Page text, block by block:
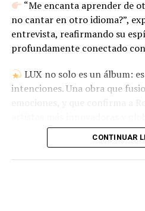
“Me encanta aprender de
no cantar en otro idioma?”,
entrevista, reafirmando su
profundamente conectado
LUX no solo es un álbum:
intenciones. Una obra que
CONTINUAR